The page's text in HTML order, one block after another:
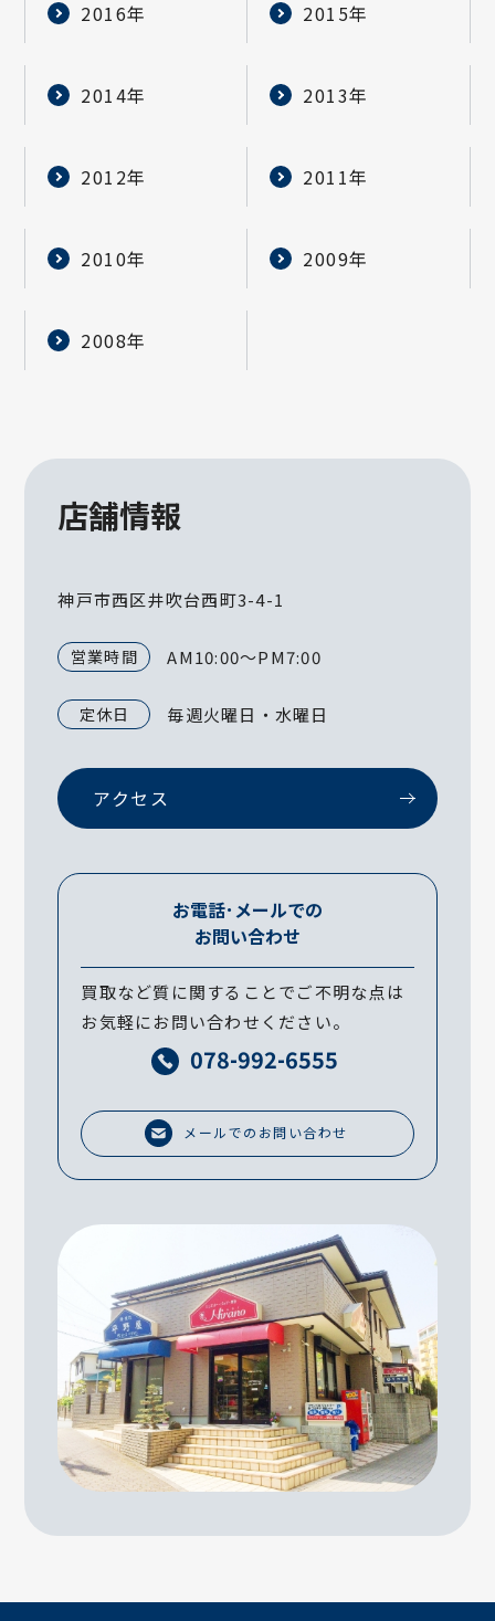
2016年 2015年
2014年 2013年
2012年 2011年
2010年 2009年
2008年
店舗情報
神戸市西区井吹台西町3-4-1
営業時間 AM10:00～PM7:00
定休日 毎週火曜日・水曜日
アクセス
お電話･メールでの
お問い合わせ
買取など質に関することでご不明な点は
お気軽にお問い合わせください。
078-992-6555
メールでのお問い合わせ